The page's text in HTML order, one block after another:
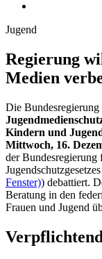
Jugend
Regierung
Medien
Die
Kindern und
Mittwoch, 16.
der
Fenster)) debattiert.
Beratung in den
Frauen und Jugend